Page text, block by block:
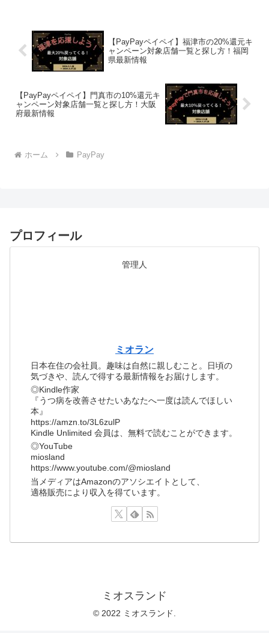
【PayPayペイペイ】福津市の20%還元キ
ャンペーン対象店舗一覧と探し方！福岡
県最新情報
【PayPayペイペイ】門真市の10%還元キ
ャンペーン対象店舗一覧と探し方！大阪
府最新情報
ホーム PayPay
プロフィール
管理人
ミオラン
日本在住の会社員。趣味は自然に親しむこと。日頃の
気づきや、読んで得する最新情報をお届けします。
◎Kindle作家
『うつ病を改善させたいあなたへ一度は読んでほしい
本』
https://amzn.to/3L6zulP
Kindle Unlimited 会員は、無料で読むことができます。
◎YouTube
miosland
https://www.youtube.com/@miosland
当メディアはAmazonのアソシエイトとして、
適格販売により収入を得ています。
ミオスランド
© 2022 ミオスランド.